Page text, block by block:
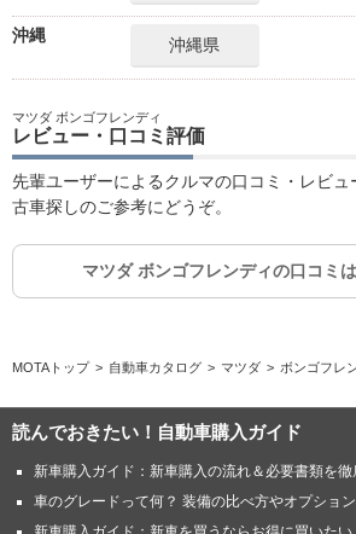
沖縄 沖縄県
マツダ ボンゴフレンディ
レビュー・口コミ評価
先輩ユーザーによるクルマの口コミ・レビュ
古車探しのご参考にどうぞ。
マツダ ボンゴフレンディの口コミは
MOTAトップ 自動車カタログ マツダ ボンゴフレ
読んでおきたい！自動車購入ガイド
新車購入ガイド：新車購入の流れ＆必要書類を徹
車のグレードって何？ 装備の比べ方やオプショ